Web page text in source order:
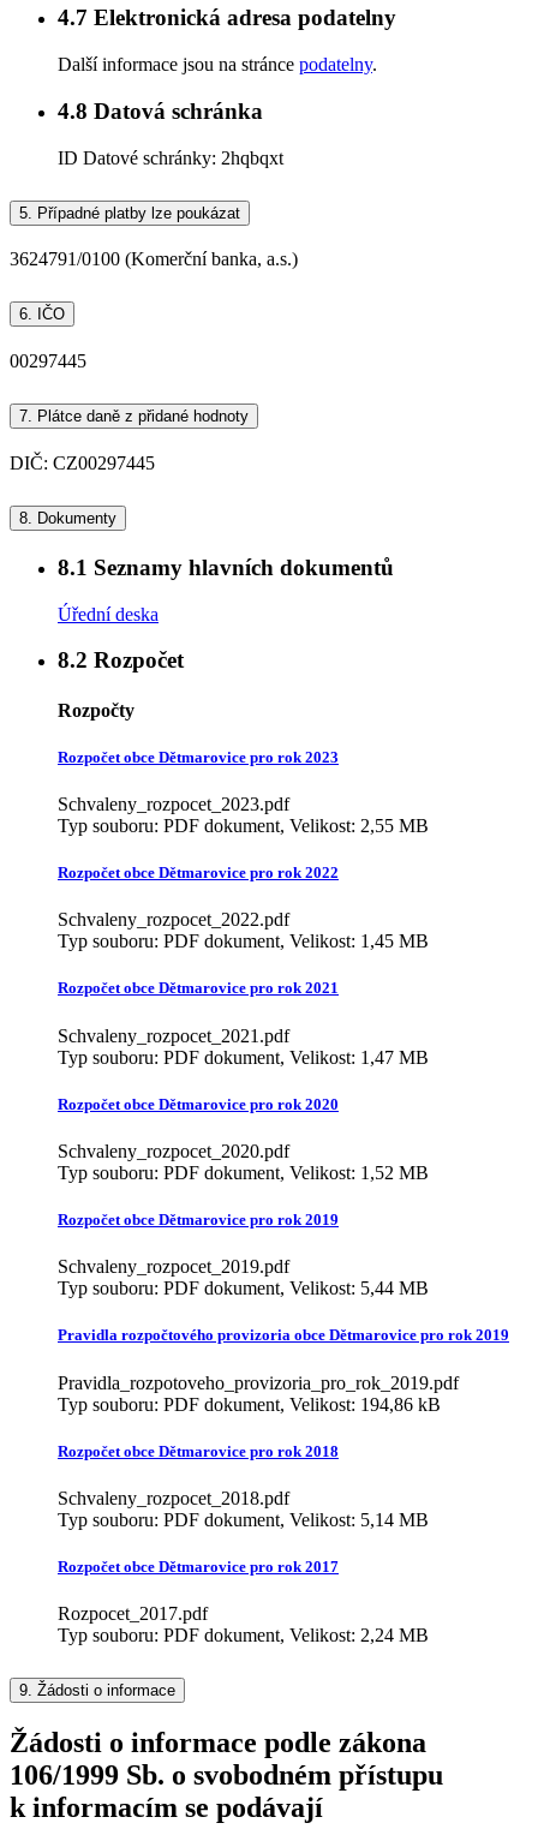
4.7 Elektronická adresa podatelny
Další informace jsou na stránce podatelny.
4.8 Datová schránka
ID Datové schránky: 2hqbqxt
5. Případné platby lze poukázat
3624791/0100 (Komerční banka, a.s.)
6. IČO
00297445
7. Plátce daně z přidané hodnoty
DIČ: CZ00297445
8. Dokumenty
8.1 Seznamy hlavních dokumentů
Úřední deska
8.2 Rozpočet
Rozpočty
Rozpočet obce Dětmarovice pro rok 2023
Schvaleny_rozpocet_2023.pdf
Typ souboru: PDF dokument, Velikost: 2,55 MB
Rozpočet obce Dětmarovice pro rok 2022
Schvaleny_rozpocet_2022.pdf
Typ souboru: PDF dokument, Velikost: 1,45 MB
Rozpočet obce Dětmarovice pro rok 2021
Schvaleny_rozpocet_2021.pdf
Typ souboru: PDF dokument, Velikost: 1,47 MB
Rozpočet obce Dětmarovice pro rok 2020
Schvaleny_rozpocet_2020.pdf
Typ souboru: PDF dokument, Velikost: 1,52 MB
Rozpočet obce Dětmarovice pro rok 2019
Schvaleny_rozpocet_2019.pdf
Typ souboru: PDF dokument, Velikost: 5,44 MB
Pravidla rozpočtového provizoria obce Dětmarovice pro rok 2019
Pravidla_rozpotoveho_provizoria_pro_rok_2019.pdf
Typ souboru: PDF dokument, Velikost: 194,86 kB
Rozpočet obce Dětmarovice pro rok 2018
Schvaleny_rozpocet_2018.pdf
Typ souboru: PDF dokument, Velikost: 5,14 MB
Rozpočet obce Dětmarovice pro rok 2017
Rozpocet_2017.pdf
Typ souboru: PDF dokument, Velikost: 2,24 MB
9. Žádosti o informace
Žádosti o informace podle zákona
106/1999 Sb. o svobodném přístupu
k informacím se podávají